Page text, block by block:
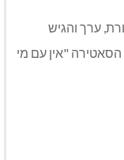
ערך והגיש
הסאטירה "אין עם מי